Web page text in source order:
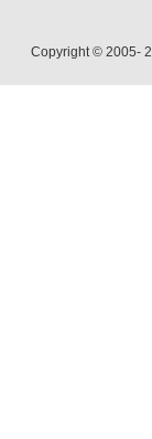
Copyright © 2005-